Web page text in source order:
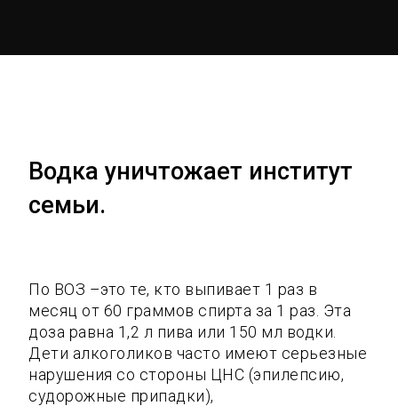
Водка уничтожает институт
семьи.
По ВОЗ –это те, кто выпивает 1 раз в
месяц от 60 граммов спирта за 1 раз. Эта
доза равна 1,2 л пива или 150 мл водки.
Дети алкоголиков часто имеют серьезные
нарушения со стороны ЦНС (эпилепсию,
судорожные припадки),